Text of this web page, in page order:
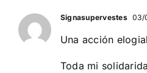
Signasupervestes 03/
Una acción
Toda mi